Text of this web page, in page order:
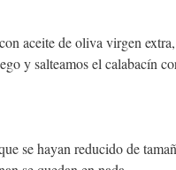
aceite de oliva virgen
y salteamos el calabacín
se hayan reducido de